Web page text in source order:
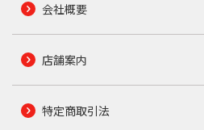
会社概要
店舗案内
特定商取引法